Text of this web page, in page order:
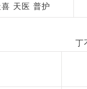
天医 普护